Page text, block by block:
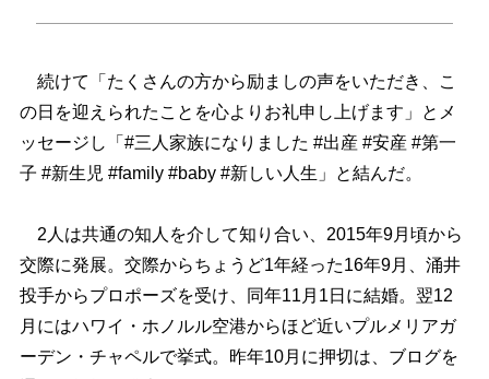
続けて「たくさんの方から励ましの声をいただき、こ
の日を迎えられたことを心よりお礼申し上げます」とメ
ッセージし「#三人家族になりました #出産 #安産 #第一
子 #新生児 #family #baby #新しい人生」と結んだ。
2人は共通の知人を介して知り合い、2015年9月頃から
交際に発展。交際からちょうど1年経った16年9月、涌井
投手からプロポーズを受け、同年11月1日に結婚。翌12
月にはハワイ・ホノルル空港からほど近いプルメリアガ
ーデン・チャペルで挙式。昨年10月に押切は、ブログを